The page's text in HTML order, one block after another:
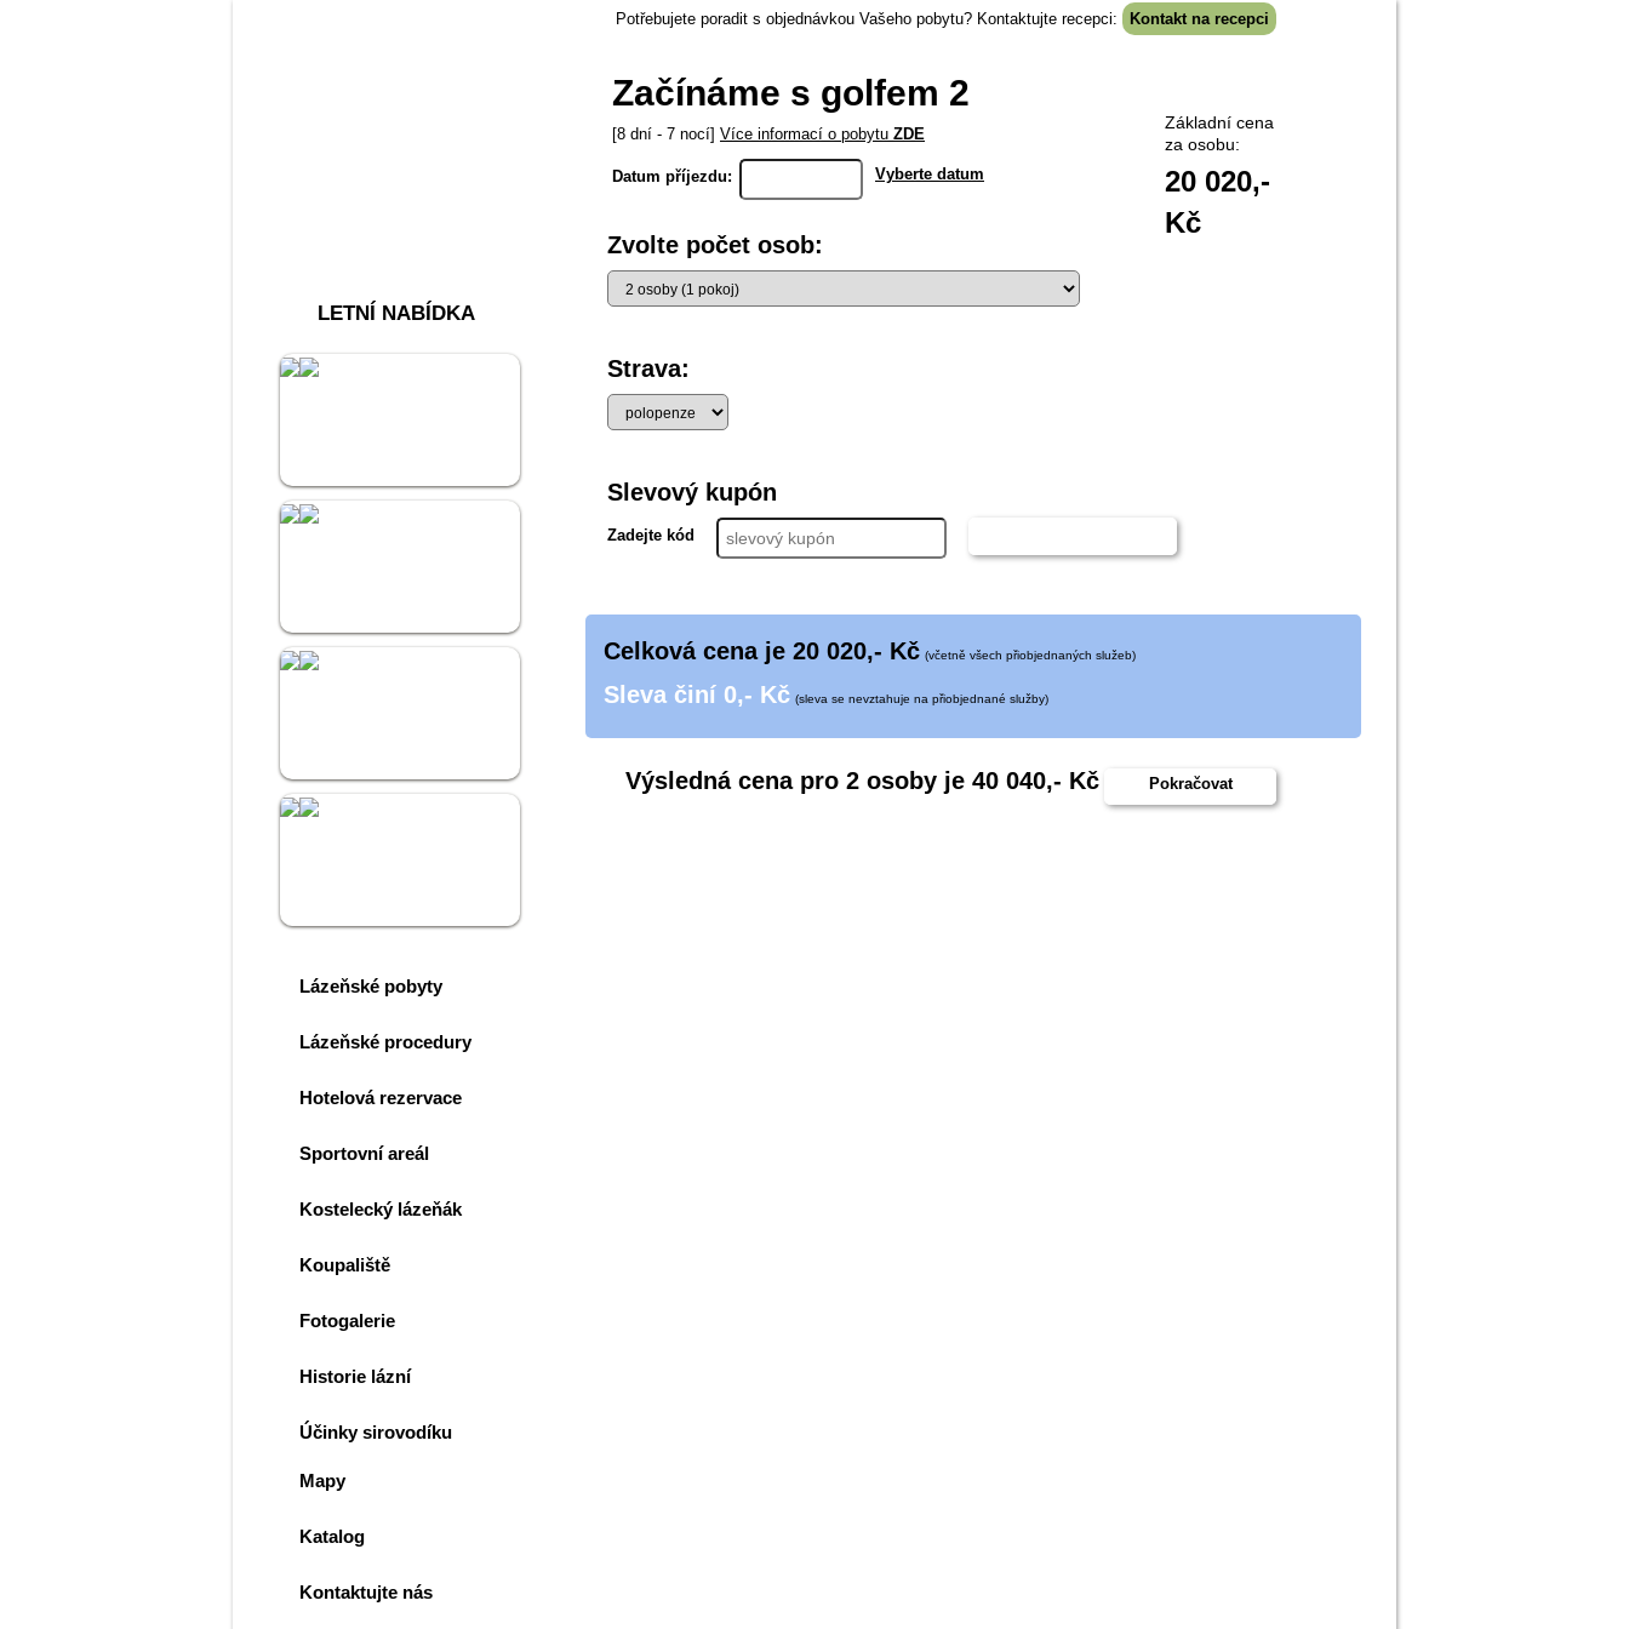
LETNÍ NABÍDKA
Lázeňské pobyty
Lázeňské procedury
Hotelová rezervace
Sportovní areál
Kostelecký lázeňák
Koupaliště
Fotogalerie
Historie lázní
Účinky sirovodíku
Mapy
Katalog
Kontaktujte nás
Potřebujete poradit s objednávkou Vašeho pobytu? Kontaktujte recepci: Kontakt na recepci
Začínáme s golfem 2
[8 dní - 7 nocí] Více informací o pobytu ZDE
Základní cena
za osobu:
20 020,-
Kč
Datum příjezdu: Vyberte datum
Zvolte počet osob:
Strava:
Slevový kupón
Zadejte kód
Celková cena je 20 020,- Kč (včetně všech přiobjednaných služeb)
Sleva činí 0,- Kč (sleva se nevztahuje na přiobjednané služby)
Výsledná cena pro 2 osoby je 40 040,- Kč Pokračovat